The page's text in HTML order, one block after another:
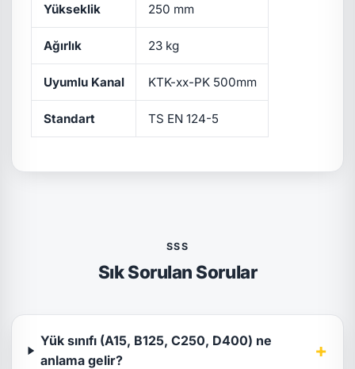
Yükseklik 250 mm
Ağırlık 23 kg
Uyumlu Kanal KTK-xx-PK 500mm
Standart TS EN 124-5
SSS
Sık Sorulan Sorular
Yük sınıfı (A15, B125, C250, D400) ne
anlama gelir?
+